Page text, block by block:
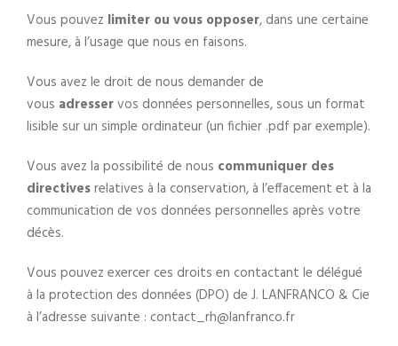
Vous pouvez limiter ou vous opposer, dans une certaine
mesure, à l’usage que nous en faisons.
Vous avez le droit de nous demander de
vous adresservos données personnelles, sous un format
lisible sur un simple ordinateur (un fichier .pdf par exemple).
Vous avez la possibilité de nous communiquer des
directivesrelatives à la conservation, à l’effacement et à la
communication de vos données personnelles après votre
décès.
Vous pouvez exercer ces droits en contactant le délégué
à la protection des données (DPO) de J. LANFRANCO & Cie
à l’adresse suivante : contact_rh@lanfranco.fr